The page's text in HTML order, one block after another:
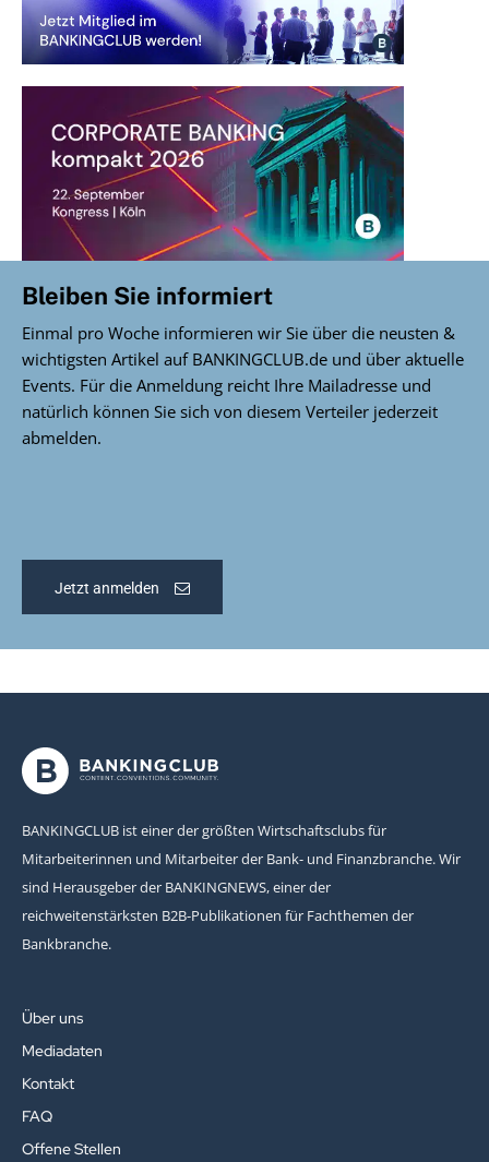
Bleiben Sie informiert
Einmal pro Woche informieren wir Sie über die neusten &
wichtigsten Artikel auf BANKINGCLUB.de und über aktuelle
Events. Für die Anmeldung reicht Ihre Mailadresse und
natürlich können Sie sich von diesem Verteiler jederzeit
abmelden.
Jetzt anmelden
BANKINGCLUB ist einer der größten Wirtschaftsclubs für
Mitarbeiterinnen und Mitarbeiter der Bank- und Finanzbranche. Wir
sind Herausgeber der BANKINGNEWS, einer der
reichweitenstärksten B2B-Publikationen für Fachthemen der
Bankbranche.
Über uns
Mediadaten
Kontakt
FAQ
Offene Stellen